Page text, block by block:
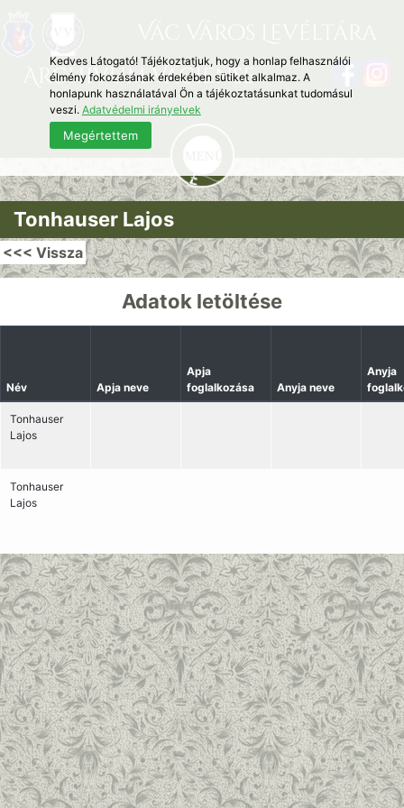
Archivum Vaciense
Tonhauser Lajos
<<< Vissza
Adatok letöltése
Név Apja neve
Apja
foglalkozása
Anyja neve
Anyja
Tonhauser
Lajos
Tonhauser
Lajos
Kedves Látogató! Tájékoztatjuk, hogy a honlap felhasználói
élmény fokozásának érdekében sütiket alkalmaz. A
honlapunk használatával Ön a tájékoztatásunkat tudomásul
veszi. Adatvédelmi irányelvek
Megértettem